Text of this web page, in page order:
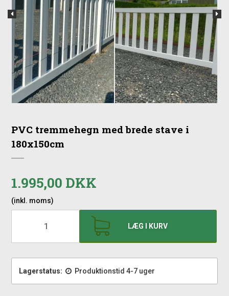
PVC tremmehegn med brede stave i
180x150cm
1.995,00 DKK
(inkl. moms)
LÆG I KURV
Lagerstatus: Produktionstid 4-7 uger